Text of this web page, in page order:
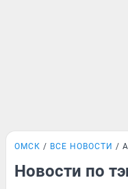
ОМСК ВСЕ НОВОСТИ
Новости по